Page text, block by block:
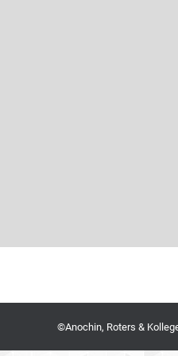
©Anochin, Roters &